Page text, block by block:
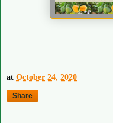
at October 24, 2020
Share